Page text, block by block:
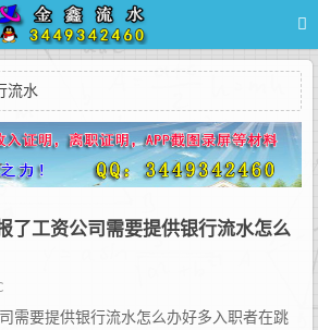
流水
了工资公司需要提供银行流水怎么
需要提供银行流水怎么办好多入职者在跳